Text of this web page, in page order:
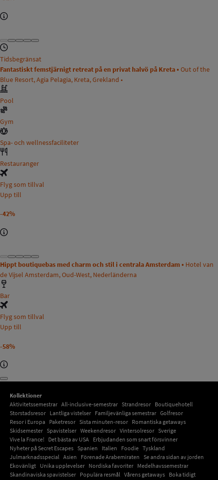
Tidsbegränsat
Fantastiskt femstjärnigt retreat på en privat halvö på Kreta • Out of the
Blue Resort, Agia Pelagia, Kreta, Grekland •
Pool
Gym
Spa- och wellnessfaciliteter
Restauranger
Flyg som tillval
Upp till
-42%
Hippt boutiquebas med charm och stil i centrala Amsterdam • Hotel van
de Vijsel Amsterdam, Oud-West, Nederländerna
Bar
Flyg som tillval
Upp till
-58%
Kollektioner
Aktivitetssemestrar All-inclusive-semestrar Strandresor Boutiquehotell
Storstadsresor Lantliga vistelser Familjevänliga semestrar Golfresor
Resor i Europa Paketresor Sista minuten-resor Romantiska getaways
Skidsemester Spavistelser Weekendresor Vintersolresor Sverige
Vive la France! Det bästa av USA Erbjudanden som snart försvinner
Nyheter på Secret Escapes Spanien Italien Foodie Tyskland
Julmarknadsspecial Asien Förenade Arabemiraten Se andra sidan av jorden
Ekovänligt Unika upplevelser Nordiska favoriter Medelhavssemestrar
Skandinaviska spavistelser Populära resmål Vårens getaways Boka tidigt